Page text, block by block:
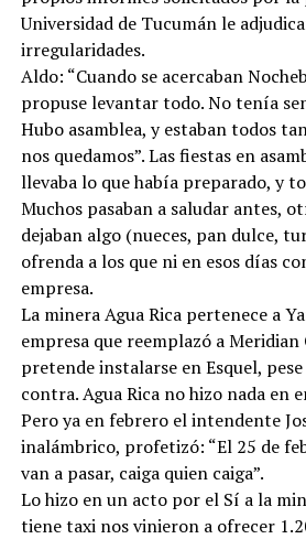
Universidad de Tucumán le
irregularidades.
Aldo: “Cuando se acercaban
propuse levantar todo. No tenía
Hubo asamblea, y estaban todos
nos quedamos”. Las fiestas en
llevaba lo que había preparado, y
Muchos pasaban a saludar antes,
dejaban algo (nueces, pan dulce,
ofrenda a los que ni en esos días
empresa.
La minera Agua Rica pertenece a
empresa que reemplazó a Meridian
pretende instalarse en Esquel,
contra. Agua Rica no hizo nada en
Pero ya en febrero el intendente
inalámbrico, profetizó: “El 25 de
van a pasar, caiga quien caiga”.
Lo hizo en un acto por el Sí a la
tiene taxi nos vinieron a ofrecer